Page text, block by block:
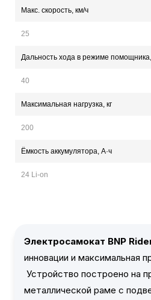
Макс. скорость, км/ч
25
Дальность хода в режиме
40
Максимальная нагрузка, кг
200
Ёмкость аккумулятора, А·ч
24 Li-on
Электросамокат BNP
инновации и максимальная
Устройство построено на
металлической раме с